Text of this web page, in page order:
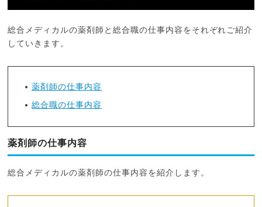
総合メディカルの薬剤師と総合職の仕事内容をそれぞれご紹介
していきます。
薬剤師の仕事内容
総合職の仕事内容
薬剤師の仕事内容
総合メディカルの薬剤師の仕事内容を紹介します。